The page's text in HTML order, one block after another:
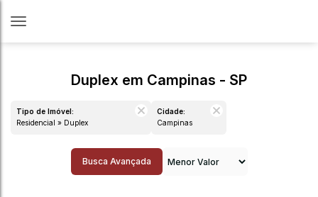
Duplex em Campinas - SP
Tipo de Imóvel:
Residencial » Duplex
Cidade:
Campinas
Busca Avançada